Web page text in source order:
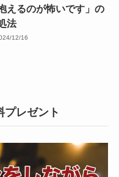
えるのが怖いです」の
法
12/16
プレゼント